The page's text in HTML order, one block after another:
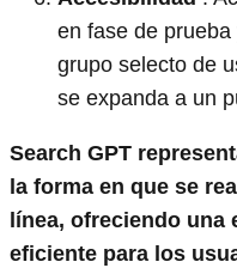
en fase de
grupo selecto de
se expanda a un
Search GPT
la forma en que se
línea, ofreciendo una
eficiente para los